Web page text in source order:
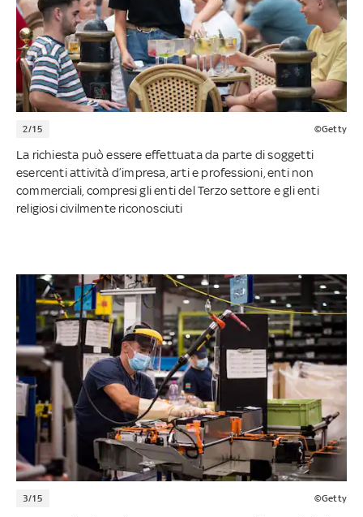
2/15 ©Getty
La richiesta può essere effettuata da parte di soggetti
esercenti attività d’impresa, arti e professioni, enti non
commerciali, compresi gli enti del Terzo settore e gli enti
religiosi civilmente riconosciuti
3/15 ©Getty